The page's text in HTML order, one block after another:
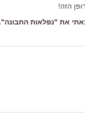
הזה!
את "נפלאות התבונה".